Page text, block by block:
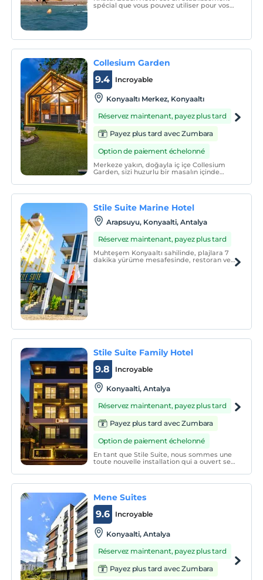
spécial que vous pouvez utiliser pour vos
Collesium Garden
Incroyable
9.4
Konyaaltı Merkez, Konyaaltı
Réservez maintenant, payez plus tard
Payez plus tard avec Zumbara
Option de paiement échelonné
Merkeze yakın, doğayla iç içe Collesium
Garden, sizi huzurlu bir masalın içinde
Stile Suite Marine Hotel
Arapsuyu, Konyaalti, Antalya
Réservez maintenant, payez plus tard
Muhteşem Konyaaltı sahilinde, plajlara 7
dakika yürüme mesafesinde, restoran ve
Stile Suite Family Hotel
Incroyable
9.8
Konyaalti, Antalya
Réservez maintenant, payez plus tard
Payez plus tard avec Zumbara
Option de paiement échelonné
En tant que Stile Suite, nous sommes une
toute nouvelle installation qui a ouvert ses
technologie d'aujourd'hui, composée de 18
suites.
Mene Suites
Incroyable
9.6
Konyaalti, Antalya
Réservez maintenant, payez plus tard
Payez plus tard avec Zumbara